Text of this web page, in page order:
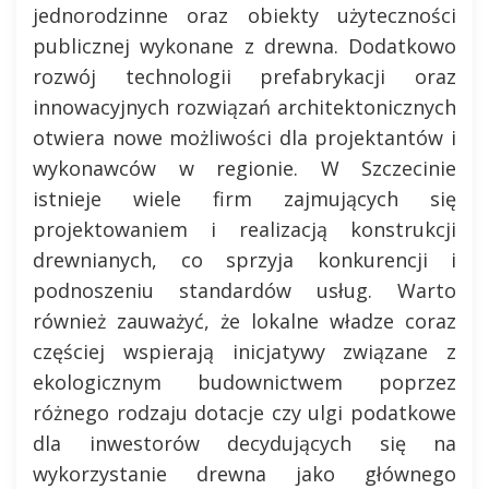
jednorodzinne oraz obiekty użyteczności
publicznej wykonane z drewna. Dodatkowo
rozwój technologii prefabrykacji oraz
innowacyjnych rozwiązań architektonicznych
otwiera nowe możliwości dla projektantów i
wykonawców w regionie. W Szczecinie
istnieje wiele firm zajmujących się
projektowaniem i realizacją konstrukcji
drewnianych, co sprzyja konkurencji i
podnoszeniu standardów usług. Warto
również zauważyć, że lokalne władze coraz
częściej wspierają inicjatywy związane z
ekologicznym budownictwem poprzez
różnego rodzaju dotacje czy ulgi podatkowe
dla inwestorów decydujących się na
wykorzystanie drewna jako głównego